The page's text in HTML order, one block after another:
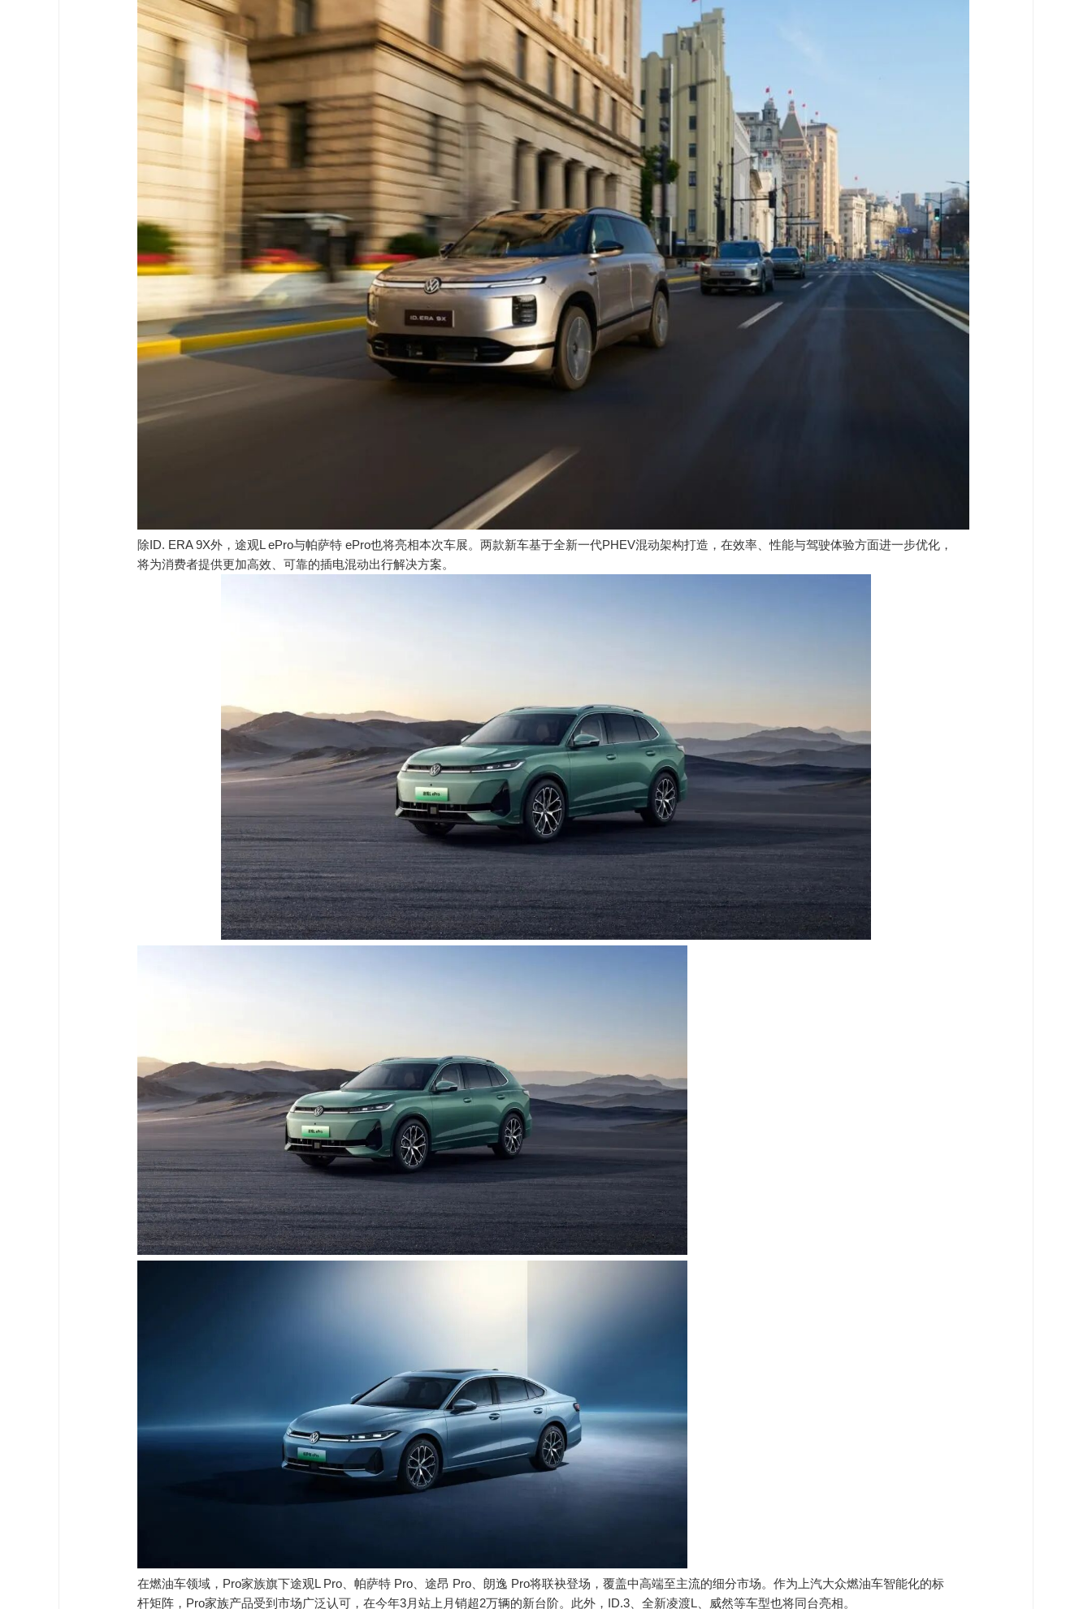
除ID. ERA 9X外，途观L ePro与帕萨特 ePro也将亮相本次车展。两款新车基于全新一代PHEV混动架构打造，在效率、性能与驾驶体验方面进一步优化，
将为消费者提供更加高效、可靠的插电混动出行解决方案。
在燃油车领域，Pro家族旗下途观L Pro、帕萨特 Pro、途昂 Pro、朗逸 Pro将联袂登场，覆盖中高端至主流的细分市场。作为上汽大众燃油车智能化的标
杆矩阵，Pro家族产品受到市场广泛认可，在今年3月站上月销超2万辆的新台阶。此外，ID.3、全新凌渡L、威然等车型也将同台亮相。